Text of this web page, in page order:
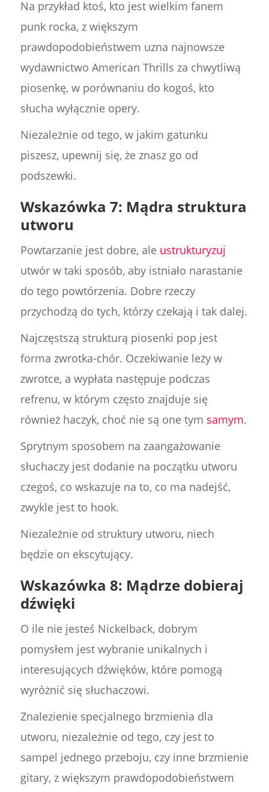
Na przykład ktoś, kto jest wielkim fanem
punk rocka, z większym
prawdopodobieństwem uzna najnowsze
wydawnictwo American Thrills za chwytliwą
piosenkę, w porównaniu do kogoś, kto
słucha wyłącznie opery.
Niezależnie od tego, w jakim gatunku
piszesz, upewnij się, że znasz go od
podszewki.
Wskazówka 7: Mądra struktura
utworu
Powtarzanie jest dobre, ale ustrukturyzuj
utwór w taki sposób, aby istniało narastanie
do tego powtórzenia. Dobre rzeczy
przychodzą do tych, którzy czekają i tak dalej.
Najczęstszą strukturą piosenki pop jest
forma zwrotka-chór. Oczekiwanie leży w
zwrotce, a wypłata następuje podczas
refrenu, w którym często znajduje się
również haczyk, choć nie są one tym samym.
Sprytnym sposobem na zaangażowanie
słuchaczy jest dodanie na początku utworu
czegoś, co wskazuje na to, co ma nadejść,
zwykle jest to hook.
Niezależnie od struktury utworu, niech
będzie on ekscytujący.
Wskazówka 8: Mądrze dobieraj
dźwięki
O ile nie jesteś Nickelback, dobrym
pomysłem jest wybranie unikalnych i
interesujących dźwięków, które pomogą
wyróżnić się słuchaczowi.
Znalezienie specjalnego brzmienia dla
utworu, niezależnie od tego, czy jest to
sampel jednego przeboju, czy inne brzmienie
gitary, z większym prawdopodobieństwem